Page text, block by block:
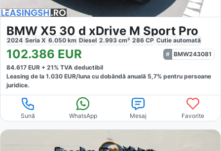
BMW X5 30 d xDrive M Sport Pro
2024 Seria X 6.050 km Diesel 2.993 cm³ 286 CP Cutie automată
102.386 EUR
BMW243081
84.617 EUR + 21% TVA deductibil
Leasing de la 1.030 EUR/luna cu dobăndă anuală 5,7% pentru persoane
juridice.
Sună WhatsApp Mesaj Favorite